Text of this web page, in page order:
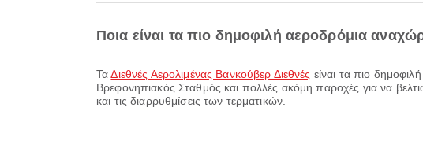
Ποια είναι τα πιο δημοφιλή αεροδρόμια
ΤαΔιεθνές Αερολιμένας Βανκούβερ Διεθνές είναι τα πιο
Βρεφονηπιακός Σταθμός και πολλές ακόμη παροχές για να
και τις διαρρυθμίσεις των τερματικών.